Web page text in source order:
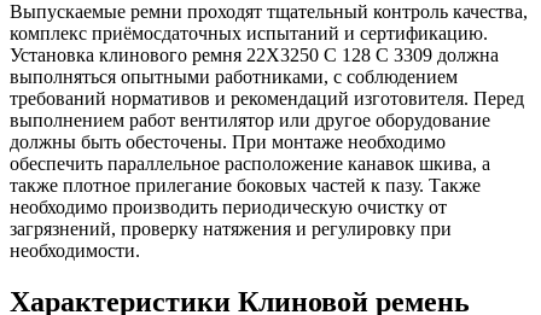
Выпускаемые ремни проходят тщательный контроль качества,
комплекс приёмосдаточных испытаний и сертификацию.
Установка клинового ремня 22X3250 C 128 C 3309 должна
выполняться опытными работниками, с соблюдением
требований нормативов и рекомендаций изготовителя. Перед
выполнением работ вентилятор или другое оборудование
должны быть обесточены. При монтаже необходимо
обеспечить параллельное расположение канавок шкива, а
также плотное прилегание боковых частей к пазу. Также
необходимо производить периодическую очистку от
загрязнений, проверку натяжения и регулировку при
необходимости.
Характеристики Клиновой ремень